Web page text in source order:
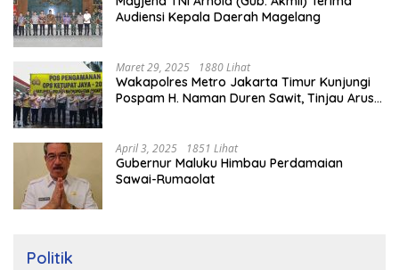
Audiensi Kepala Daerah Magelang
Maret 29, 2025 1880 Lihat
Wakapolres Metro Jakarta Timur Kunjungi
Pospam H. Naman Duren Sawit, Tinjau Arus
April 3, 2025 1851 Lihat
Gubernur Maluku Himbau Perdamaian
Sawai-Rumaolat
Politik